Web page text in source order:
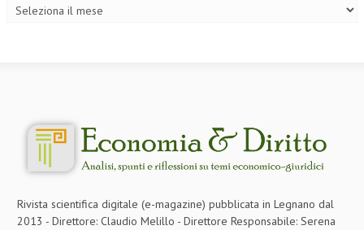
Rivista scientifica digitale (e-magazine) pubblicata in Legnano dal
2013 - Direttore: Claudio Melillo - Direttore Responsabile: Serena